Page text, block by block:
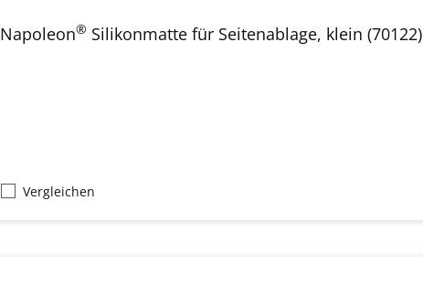
Napoleon® Silikonmatte für Seitenablage, klein (70122)
Vergleichen